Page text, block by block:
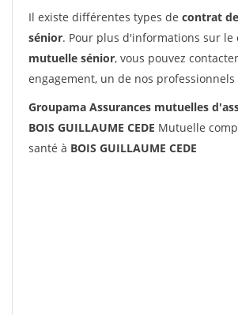
Il existe différentes types de contrat
sénior. Pour plus d'informations sur le
mutuelle sénior, vous pouvez
engagement, un de nos professionnels
Groupama Assurances mutuelles
BOIS GUILLAUME CEDE Mutuelle
santé à BOIS GUILLAUME CEDE